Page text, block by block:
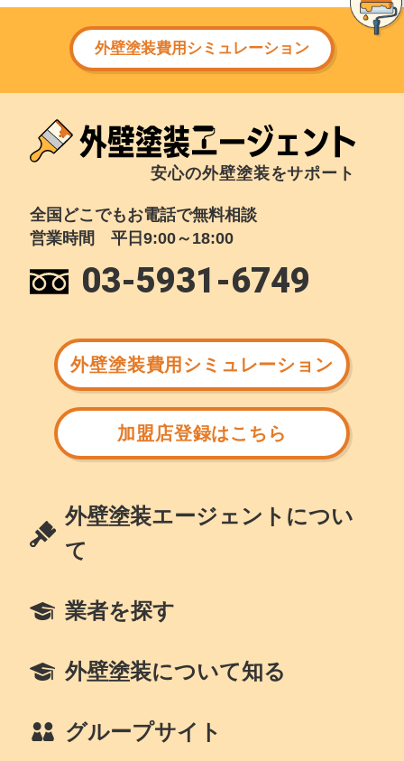
外壁塗装費用シミュレーション
安心の外壁塗装をサポート
全国どこでもお電話で無料相談
営業時間 平日9:00～18:00
03-5931-6749
外壁塗装費用シミュレーション
加盟店登録はこちら
外壁塗装エージェントについ
て
業者を探す
外壁塗装について知る
グループサイト